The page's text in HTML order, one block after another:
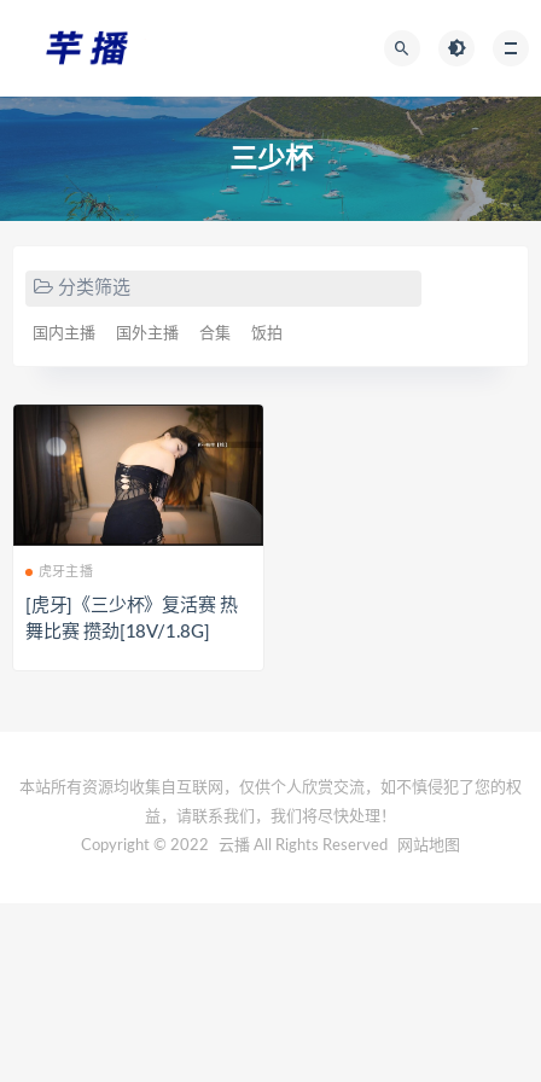
三少杯
分类筛选
国内主播 国外主播 合集 饭拍
虎牙主播
[虎牙]《三少杯》复活赛 热
舞比赛 攒劲[18V/1.8G]
本站所有资源均收集自互联网，仅供个人欣赏交流，如不慎侵犯了您的权
益，请联系我们，我们将尽快处理！
Copyright © 2022
云播 All Rights Reserved 网站地图